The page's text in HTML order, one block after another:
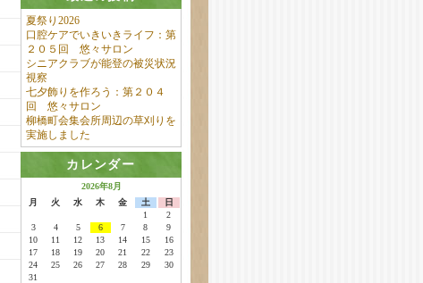
夏祭り2026
口腔ケアでいきいきライフ：第
２０５回 悠々サロン
シニアクラブが能登の被災状況
視察
七夕飾りを作ろう：第２０４
回 悠々サロン
柳橋町会集会所周辺の草刈りを
実施しました
カレンダー
2026年8月
月
火 水 木 金 土
日
1
2
3
4 5 6 7 8
9
10
11 12 13 14 15
16
17
18 19 20 21 22
23
24
25 26 27 28 29
30
31